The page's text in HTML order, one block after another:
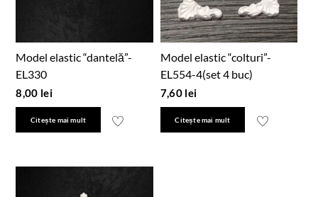
Model elastic “dantelă”-
EL330
8,00 lei
Citește mai mult
Model elastic “colturi”-
EL554-4(set 4 buc)
7,60 lei
Citește mai mult